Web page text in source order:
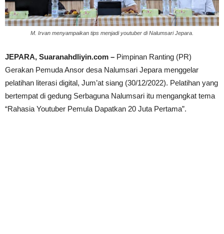
M. Irvan menyampaikan tips menjadi youtuber di Nalumsari Jepara.
JEPARA, Suaranahdliyin.com – Pimpinan Ranting (PR)
Gerakan Pemuda Ansor desa Nalumsari Jepara menggelar
pelatihan literasi digital, Jum’at siang (30/12/2022). Pelatihan yang
bertempat di gedung Serbaguna Nalumsari itu mengangkat tema
“Rahasia Youtuber Pemula Dapatkan 20 Juta Pertama”.